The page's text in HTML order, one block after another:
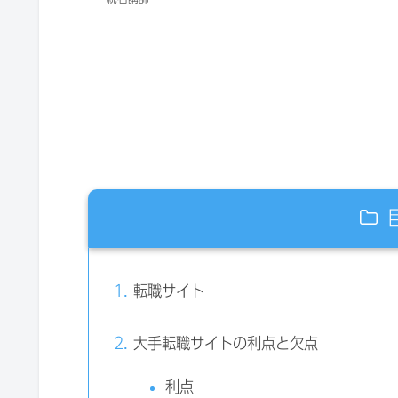
転職サイト
大手転職サイトの利点と欠点
利点